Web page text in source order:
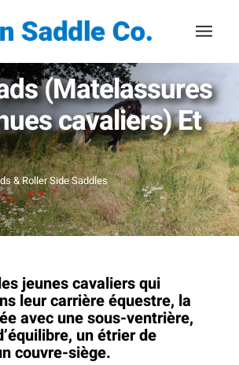
(Matelassures
cavaliers) Et
& Roller Side Saddles
jeunes cavaliers qui
leur carrière équestre, la
avec une sous-ventrière,
un étrier de
couvre-siège.